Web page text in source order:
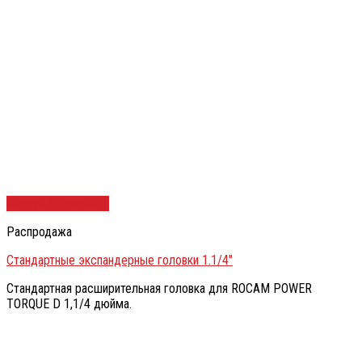
Распродажа
Стандартные экспандерные головки 1.1/4″
Стандартная расширительная головка для ROCAM POWER
TORQUE D 1,1/4 дюйма.